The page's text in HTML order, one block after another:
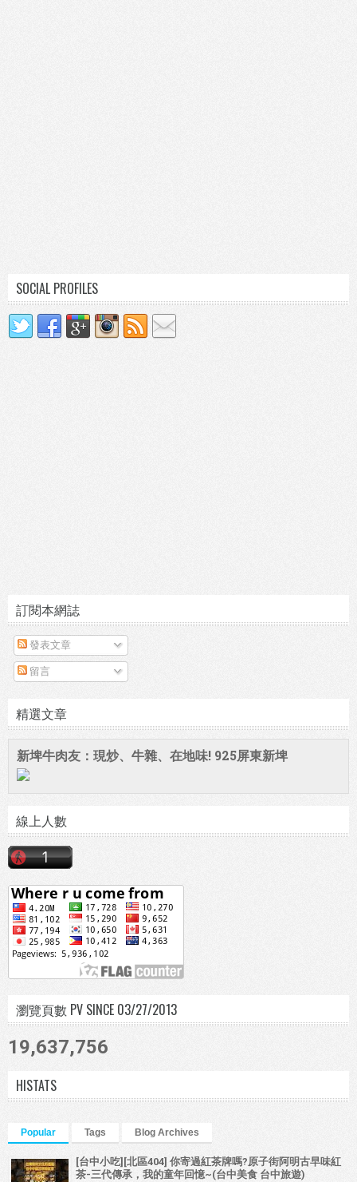
SOCIAL PROFILES
訂閱本網誌
發表文章
留言
精選文章
新埤牛肉友：現炒、牛雜、在地味! 925屏東新埤
線上人數
瀏覽頁數 PV SINCE 03/27/2013
19,637,756
HISTATS
Popular Tags Blog Archives
[台中小吃][北區404] 你寄過紅茶牌嗎?原子街阿明古早味紅
茶-三代傳承，我的童年回憶~(台中美食 台中旅遊)